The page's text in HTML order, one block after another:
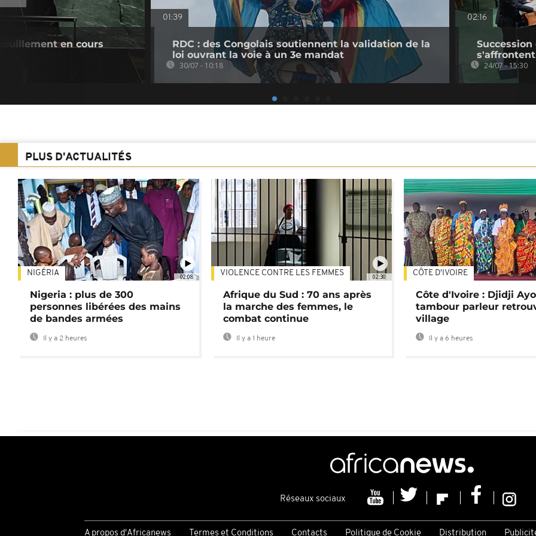
en cours
01:39
RDC : des Congolais soutiennent la validation de la
loi ouvrant la voie à un 3e mandat
30/07 - 10:18
02:16
s'affrontent
24/07 - 15:30
PLUS D'ACTUALITÉS
02:08
NIGÉRIA
Nigeria : plus de 300
personnes libérées des mains
de bandes armées
Il y a 2 heures
02:30
VIOLENCE CONTRE LES FEMMES
Afrique du Sud : 70 ans après
la marche des femmes, le
combat continue
Il y a 1 heure
CÔTE D'IVOIRE
Côte d'Ivoire : Djidji
tambour parleur
village
Il y a 6 heures
Réseaux sociaux
A propos d'Africanews Termes et Conditions Contacts Politique de Cookie Distribution